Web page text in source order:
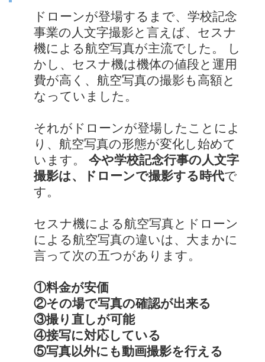
ドローンが登場するまで、学校記念
事業の人文字撮影と言えば、セスナ
機による航空写真が主流でした。 し
かし、セスナ機は機体の値段と運用
費が高く、航空写真の撮影も高額と
なっていました。
それがドローンが登場したことによ
り、航空写真の形態が変化し始めて
います。 今や学校記念行事の人文字
撮影は、ドローンで撮影する時代で
す。
セスナ機による航空写真とドローン
による航空写真の違いは、大まかに
言って次の五つがあります。
①料金が安価
②その場で写真の確認が出来る
③撮り直しが可能
④接写に対応している
⑤写真以外にも動画撮影を行える